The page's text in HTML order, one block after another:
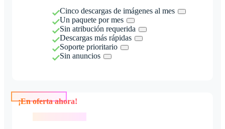
Cinco descargas de imágenes al mes
Un paquete por mes
Sin atribución requerida
Descargas más rápidas
Soporte prioritario
Sin anuncios